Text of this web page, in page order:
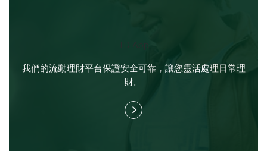
TD App
我們的流動理財平台保證安全可靠，讓您靈活處理日常理
財。